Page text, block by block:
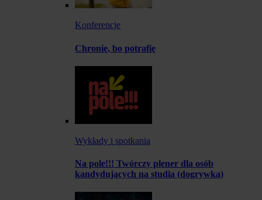
Konferencje
Chronię, bo potrafię
Wykłady i spotkania
Na pole!!! Twórczy plener dla osób
kandydujących na studia (dogrywka)